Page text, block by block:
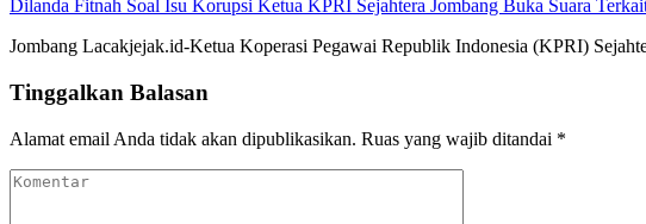
Dilanda Fitnah Soal Isu Korupsi Ketua KPRI Sejahtera Jombang Buka Suara
Jombang Lacakjejak.id-Ketua Koperasi Pegawai Republik Indonesia (KPRI)
Tinggalkan Balasan
Alamat email Anda tidak akan dipublikasikan. Ruas yang wajib ditandai *